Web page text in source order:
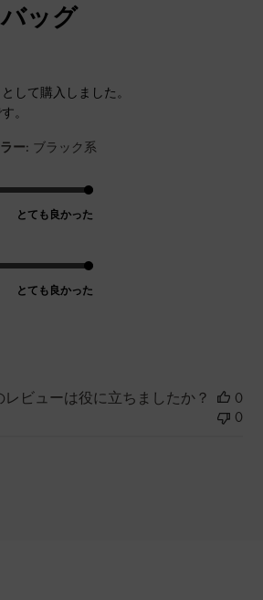
ッグ
して購入しました。
。
ー: ブラック系
とても良かった
とても良かった
レビューは役に立ちましたか？
0
0